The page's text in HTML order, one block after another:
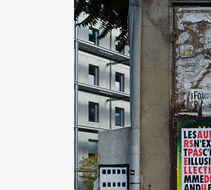
Formation
Événements
1% œuvres
Réseau